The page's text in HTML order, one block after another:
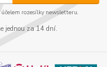
rozesílky newsletteru.
jednou za 14 dní.